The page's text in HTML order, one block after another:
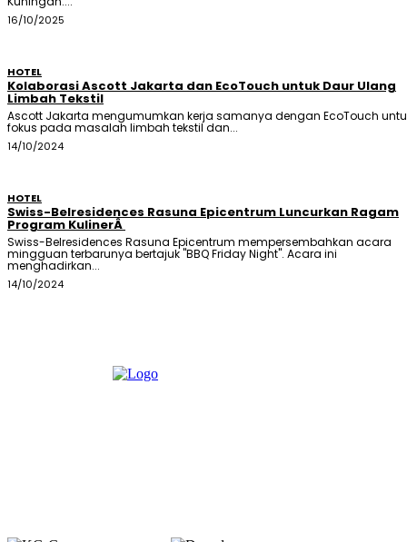
16/10/2025
HOTEL
Kolaborasi Ascott Jakarta dan EcoTouch untuk Daur Ulang
Limbah Tekstil
Ascott Jakarta mengumumkan kerja samanya dengan EcoTouch
fokus pada masalah limbah tekstil dan...
14/10/2024
HOTEL
Swiss-Belresidences Rasuna Epicentrum Luncurkan Ragam
Program KulinerÂ
Swiss-Belresidences Rasuna Epicentrum mempersembahkan acara
mingguan terbarunya bertajuk "BBQ Friday Night". Acara ini
menghadirkan...
14/10/2024